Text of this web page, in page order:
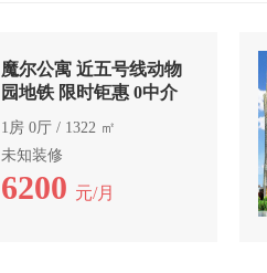
魔尔公寓 近五号线动物
园地铁 限时钜惠 0中介
1房 0厅 / 1322 ㎡
未知装修
6200 元/月